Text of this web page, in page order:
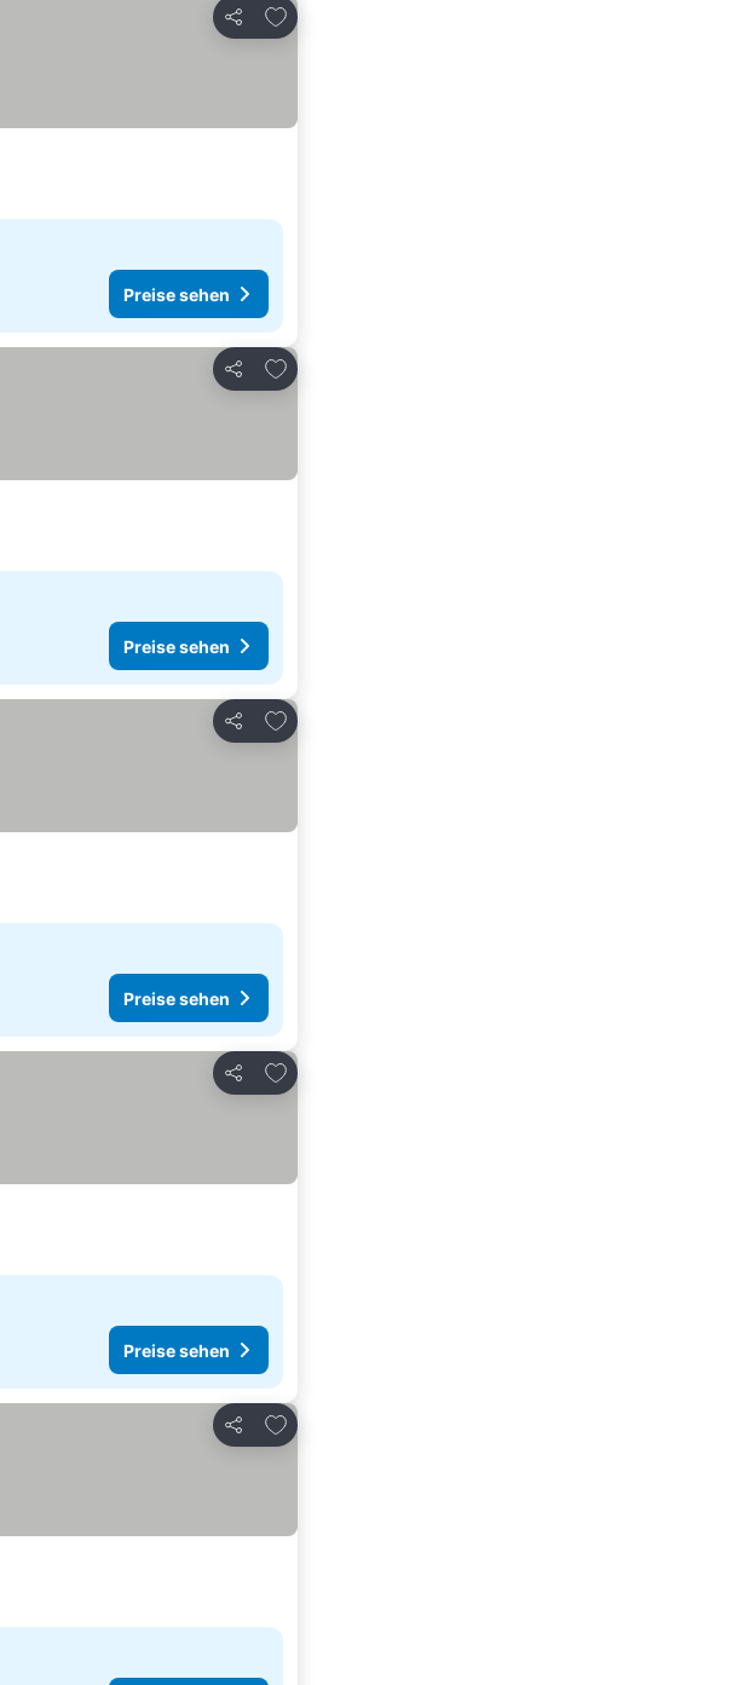
Teilen
Zu Favoriten hinzufügen
Preise sehen
Teilen
Zu Favoriten hinzufügen
Preise sehen
Teilen
Zu Favoriten hinzufügen
Preise sehen
Teilen
Zu Favoriten hinzufügen
Preise sehen
Teilen
Zu Favoriten hinzufügen